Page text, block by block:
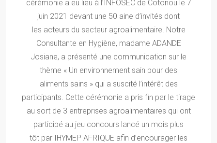
cérémonie a eu lieu à l’INFOSEC de Cotonou le 7
juin 2021 devant une 50 aine d’invités dont
les acteurs du secteur agroalimentaire. Notre
Consultante en Hygiène, madame ADANDE
Josiane, a présenté une communication sur le
thème « Un environnement sain pour des
aliments sains » qui a suscité l’intérêt des
participants. Cette cérémonie a pris fin par le tirage
au sort de 3 entreprises agroalimentaires qui ont
participé au jeu concours lancé un mois plus
tôt par IHYMEP AFRIQUE afin d’encourager les